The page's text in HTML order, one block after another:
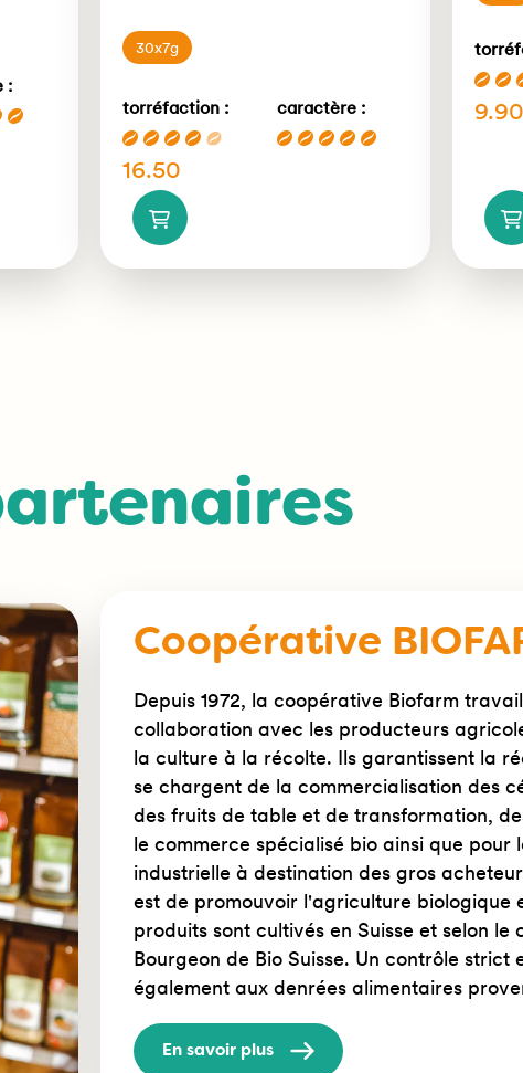
:
30x7g
torréfaction : caractère :
16.50
9.90
Coopérative
Depuis 1972, la coopérative Biofarm
collaboration avec les producteurs
la culture à la récolte. Ils garantissent la
se chargent de la commercialisation des
des fruits de table et de transformation,
le commerce spécialisé bio ainsi que pour
industrielle à destination des gros
est de promouvoir l'agriculture biologique
produits sont cultivés en Suisse et selon le
Bourgeon de Bio Suisse. Un contrôle strict
également aux denrées alimentaires
En savoir plus